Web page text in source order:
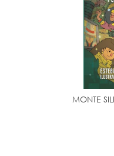
MONTE